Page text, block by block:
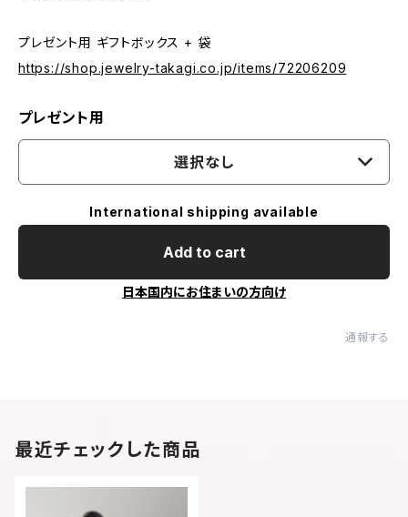
プレゼント用 ギフトボックス + 袋
https://shop.jewelry-takagi.co.jp/items/72206209
プレゼント用
選択なし
International shipping available
Add to cart
日本国内にお住まいの方向け
通報する
最近チェックした商品